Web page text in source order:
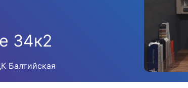
34к2
Балтийская